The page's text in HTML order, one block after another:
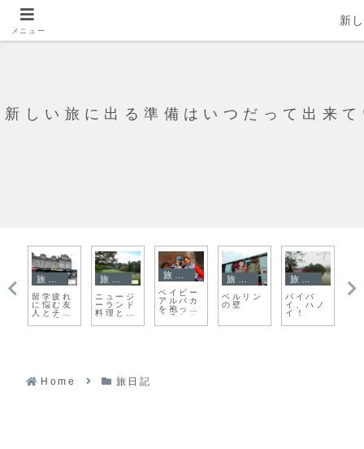
新しい旅に出る準備はいつだって出来
石
留学疲れ
に悩む友
人とチャ
イナ服
ニュージ
ーランド
料理とか
か恋人と
ベイビー
アルパカ
を抱っこ
するとこ
うなる
ベルリン
の壁
バイバ
イ、ハノ
イ！
今
Home 旅日記
メニュー
新